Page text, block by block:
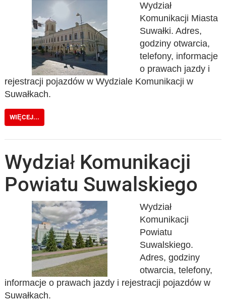
Wydział
Komunikacji Miasta
Suwałki. Adres,
godziny otwarcia,
telefony, informacje
o prawach jazdy i
rejestracji pojazdów w Wydziale Komunikacji w
Suwałkach.
WIĘCEJ...
Wydział Komunikacji
Powiatu Suwalskiego
Wydział
Komunikacji
Powiatu
Suwalskiego.
Adres, godziny
otwarcia, telefony,
informacje o prawach jazdy i rejestracji pojazdów w
Suwałkach.